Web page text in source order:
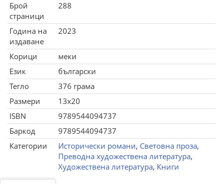
Брой
страници
288
Година на
издаване
2023
Корици
меки
Език
български
Тегло
376 грама
Размери
13x20
ISBN
9789544094737
Баркод
9789544094737
Категории
Исторически романи, Световна проза,
Преводна художествена литература,
Художествена литература, Книги